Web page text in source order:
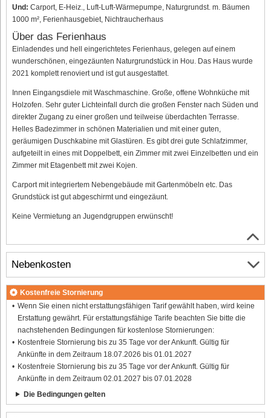
Und: Carport, E-Heiz., Luft-Luft-Wärmepumpe, Naturgrundst. m. Bäumen
1000 m², Ferienhausgebiet, Nichtraucherhaus
Über das Ferienhaus
Einladendes und hell eingerichtetes Ferienhaus, gelegen auf einem
wunderschönen, eingezäunten Naturgrundstück in Hou. Das Haus wurde
2021 komplett renoviert und ist gut ausgestattet.
Innen Eingangsdiele mit Waschmaschine. Große, offene Wohnküche mit
Holzofen. Sehr guter Lichteinfall durch die großen Fenster nach Süden und
direkter Zugang zu einer großen und teilweise überdachten Terrasse.
Helles Badezimmer in schönen Materialien und mit einer guten,
geräumigen Duschkabine mit Glastüren. Es gibt drei gute Schlafzimmer,
aufgeteilt in eines mit Doppelbett, ein Zimmer mit zwei Einzelbetten und ein
Zimmer mit Etagenbett mit zwei Kojen.
Carport mit integriertem Nebengebäude mit Gartenmöbeln etc. Das
Grundstück ist gut abgeschirmt und eingezäunt.
Keine Vermietung an Jugendgruppen erwünscht!
Nebenkosten
Kostenfreie Stornierung
Wenn Sie einen nicht erstattungsfähigen Tarif gewählt haben, wird keine
Erstattung gewährt. Für erstattungsfähige Tarife beachten Sie bitte die
nachstehenden Bedingungen für kostenlose Stornierungen:
Kostenfreie Stornierung bis zu 35 Tage vor der Ankunft. Gültig für
Ankünfte in dem Zeitraum 18.07.2026 bis 01.01.2027
Kostenfreie Stornierung bis zu 35 Tage vor der Ankunft. Gültig für
Ankünfte in dem Zeitraum 02.01.2027 bis 07.01.2028
Die Bedingungen gelten